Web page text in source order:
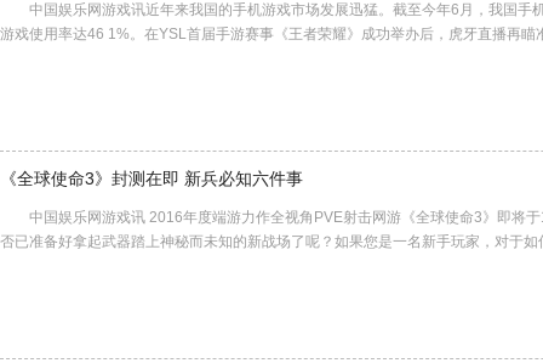
中国娱乐网游戏讯近年来我国的手机游戏市场发展迅猛。截至今年6月，我国手
游戏使用率达46 1%。在YSL首届手游赛事《王者荣耀》成功举办后，虎牙直播再瞄
《全球使命3》封测在即 新兵必知六件事
中国娱乐网游戏讯 2016年度端游力作全视角PVE射击网游《全球使命3》即将于
否已准备好拿起武器踏上神秘而未知的新战场了呢？如果您是一名新手玩家，对于